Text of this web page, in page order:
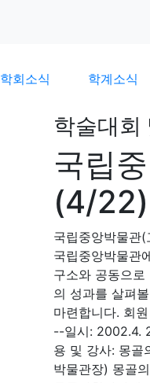
학회소식 학계소식
학술대회
국립
(4/22)
국립중앙박물관(
국립중앙박물관
구소와 공동으
의 성과를 살펴
마련합니다. 회
--일시: 2002.4.
용 및 강사: 몽골
박물관장) 몽골